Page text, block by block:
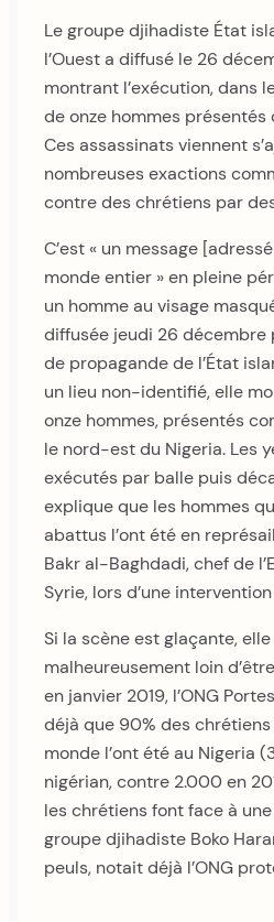
Le groupe djihadiste État
l’Ouest a diffusé le 26
montrant l’exécution, dans
de onze hommes
Ces assassinats viennent
nombreuses exactions
contre des chrétiens par
C’est « un message
monde entier » en pleine
un homme au visage
diffusée jeudi 26 décembre
de propagande de l’État
un lieu non-identifié, elle
onze hommes, présentés
le nord-est du Nigeria. Les
exécutés par balle puis
explique que les hommes
abattus l’ont été en
Bakr al-Baghdadi, chef de
Syrie, lors d’une
Si la scène est glaçante,
malheureusement loin
en janvier 2019, l’ONG
déjà que 90% des
monde l’ont été au Nigeria
nigérian, contre 2.000 en
les chrétiens font face à
groupe djihadiste Boko
peuls, notait déjà l’ONG